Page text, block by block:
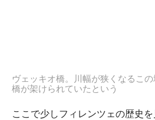
ヴェッキオ橋。川幅が狭くなるこ
橋が架けられていたという
ここで少しフィレンツェの歴史を